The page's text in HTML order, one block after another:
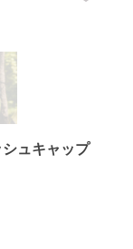
ュキャップ